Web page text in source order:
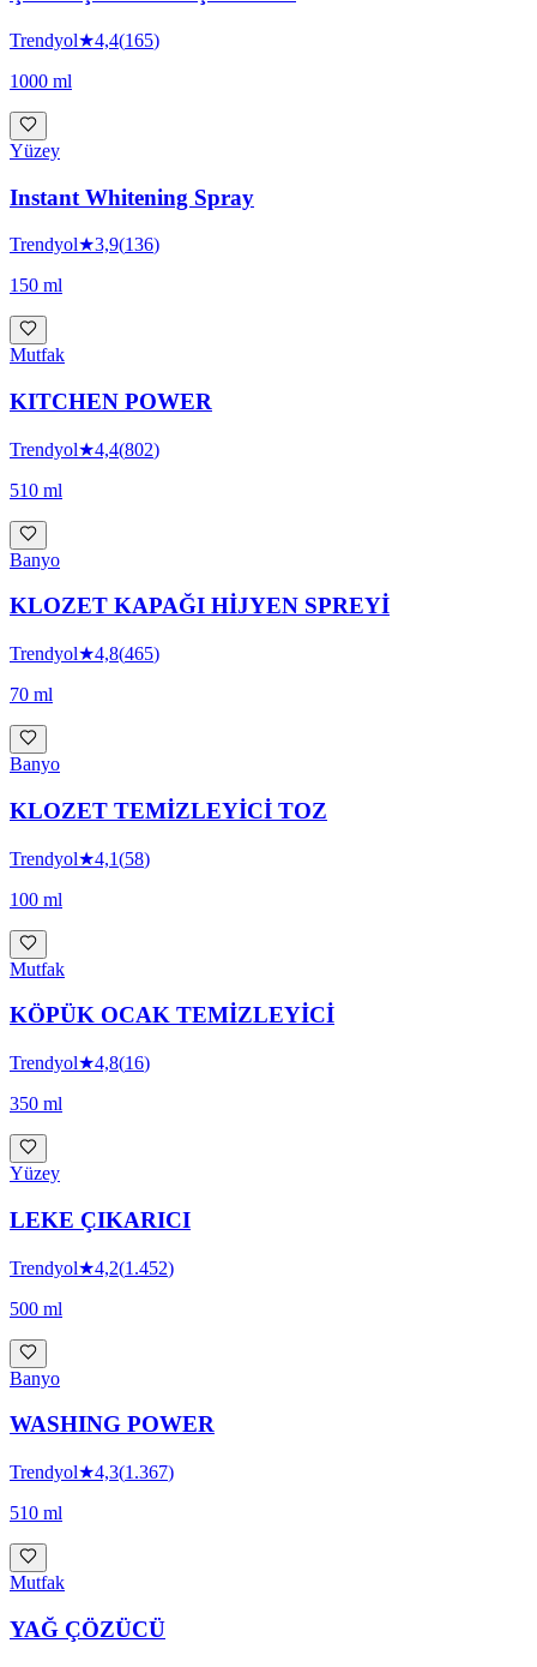
Trendyol★4,4(165)
1000 ml
Yüzey
Instant Whitening Spray
Trendyol★3,9(136)
150 ml
Mutfak
KITCHEN POWER
Trendyol★4,4(802)
510 ml
Banyo
KLOZET KAPAĞI HİJYEN SPREYİ
Trendyol★4,8(465)
70 ml
Banyo
KLOZET TEMİZLEYİCİ TOZ
Trendyol★4,1(58)
100 ml
Mutfak
KÖPÜK OCAK TEMİZLEYİCİ
Trendyol★4,8(16)
350 ml
Yüzey
LEKE ÇIKARICI
Trendyol★4,2(1.452)
500 ml
Banyo
WASHING POWER
Trendyol★4,3(1.367)
510 ml
Mutfak
YAĞ ÇÖZÜCÜ